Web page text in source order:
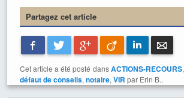
Partagez cet article
FacebookTwitter Google+ Viadeo LinkedInE-mail
Cet article a été posté dansACTIONS-RECOURS,
défaut de conseils, notaire, VIR par Erin B..